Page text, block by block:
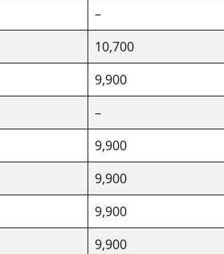
–
10,700
9,900
–
9,900
9,900
9,900
9,900